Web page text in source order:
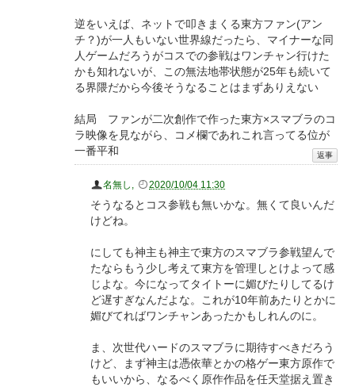
逆をいえば、ネットで叩きまくる東方ファン(アン
チ？)が一人もいない世界線だったら、マイナーな同
人ゲームだろうがコスでの参戦はワンチャン行けた
かも知れないが、この無法地帯状態が25年も続いて
る界隈だから今後そうなることはまずありえない
結局 ファンが二次創作で作った東方×スマブラのコ
ラ映像を見ながら、コメ欄であれこれ言ってる位が
一番平和
名無し 2020/10/04 11:30
そうなるとコス参戦も無いかな。無くて良いんだ
けどね。
にしても神主も神主で東方のスマブラ参戦望んで
たならもう少し考えて東方を管理しとけよって感
じよな。今になってタイトーに媚びたりしてるけ
ど遅すぎなんだよな。これが10年前あたりとかに
媚びてればワンチャンあったかもしれんのに。
ま、次世代ハードのスマブラに期待すべきだろう
けど、まず神主は憑依華とかの格ゲー東方原作で
もいいから、なるべく原作作品を任天堂据え置き